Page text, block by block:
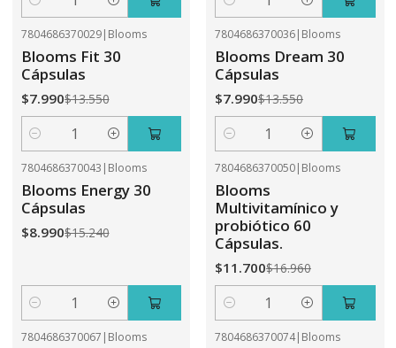
Cantidad Cantidad
7804686370029| Blooms
Blooms Fit 30
Cápsulas
$7.990$13.550
Cantidad
7804686370036| Blooms
Blooms Dream 30
Cápsulas
$7.990$13.550
Cantidad
7804686370043 | Blooms
Blooms Energy 30
Cápsulas
$8.990$15.240
Cantidad
7804686370050| Blooms
Blooms
Multivitamínico y
probiótico 60
Cápsulas.
$11.700$16.960
Cantidad
7804686370067 | Blooms 7804686370074| Blooms